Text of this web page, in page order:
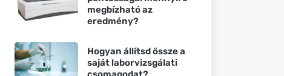
megbízható az
eredmény?
Hogyan állítsd össze a
saját laborvizsgálati